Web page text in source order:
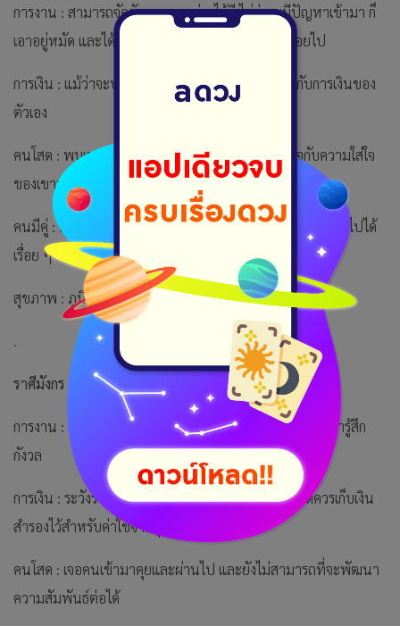
การงาน : สามารถจัดกับงานทุกอย่างได้ดี ไม่ว่าจะมีปัญหาเข้ามา ก็
เอาอยู่หมัด และได้รับผลตอบแทนให้สมกับสิ่งที่เหนื่อยไป
การเงิน : แม้ว่าจะบริหารการเงินได้ดี แต่ก็ยังไม่พอใจกับการเงินของ
ตัวเอง
คนโสด : พบเจอคนหน้าตาน่ารักเข้ามา ระวังจะแพ้ใจกับความใส่ใจ
ของเขานะคะ
คนมีคู่ : ต่างฝ่ายต่างดูแลกันและกันเป็นอย่างดี ความสัมพันธ์ไปได้
เรื่อย ๆ
สุขภาพ : ภูมิแพ้อากาศ ขนสัตว์ ฝุ่น
.
ราศีมังกร
การงาน : มีการเปลี่ยนแปลงเกิดขึ้นในที่ทำงาน อาจทำให้เรารู้สึก
กังวล
การเงิน : ระวังรายจ่ายที่ไม่คาดคิดเข้ามา หากเป็นไปได้ควรเก็บเงิน
สำรองไว้สำหรับค่าใช้จ่ายฉุกเฉิน
คนโสด : เจอคนเข้ามาคุยและผ่านไป และยังไม่สามารถที่จะพัฒนา
ความสัมพันธ์ต่อได้